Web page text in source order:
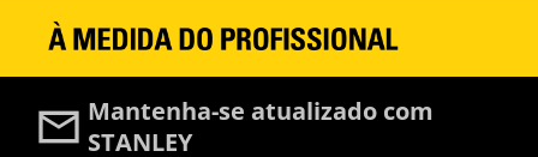
Mantenha-se atualizado com
STANLEY